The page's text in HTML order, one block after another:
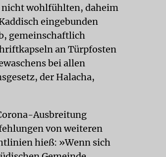
nicht wohlfühlten, daheim
eingebunden
gemeinschaftlich
an Türpfosten
bei allen
der Halacha,
Ausbreitung
von weiteren
hieß: »Wenn sich